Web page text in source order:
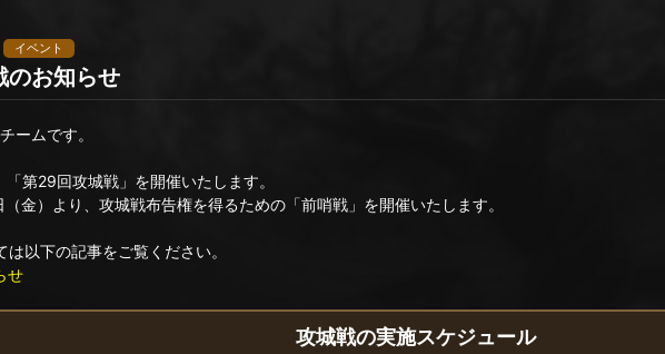
イベント
お知らせ
ームです。
第29回攻城戦」を開催いたします。
金）より、攻城戦布告権を得るための「前哨戦」を開催いたします。
は以下の記事をご覧ください。
せ
攻城戦の実施スケジュール